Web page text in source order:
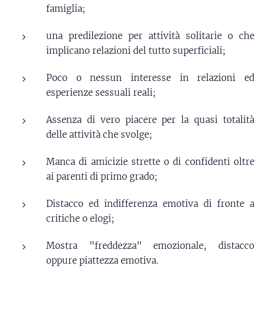
famiglia;
una predilezione per attività solitarie o che
implicano relazioni del tutto superficiali;
Poco o nessun interesse in relazioni ed
esperienze sessuali reali;
Assenza di vero piacere per la quasi totalità
delle attività che svolge;
Manca di amicizie strette o di confidenti oltre
ai parenti di primo grado;
Distacco ed indifferenza emotiva di fronte a
critiche o elogi;
Mostra "freddezza" emozionale, distacco
oppure piattezza emotiva.